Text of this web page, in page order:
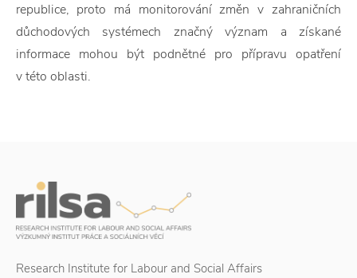
republice, proto má monitorování změn v zahraničních
důchodových systémech značný význam a získané
informace mohou být podnětné pro přípravu opatření
v této oblasti.
Research Institute for Labour and Social Affairs